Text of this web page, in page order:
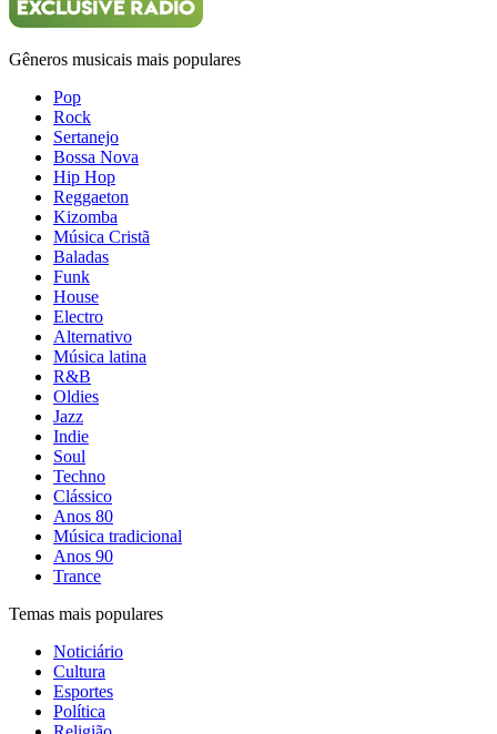
Gêneros musicais mais populares
Pop
Rock
Sertanejo
Bossa Nova
Hip Hop
Reggaeton
Kizomba
Música Cristã
Baladas
Funk
House
Electro
Alternativo
Música latina
R&B
Oldies
Jazz
Indie
Soul
Techno
Clássico
Anos 80
Música tradicional
Anos 90
Trance
Temas mais populares
Noticiário
Cultura
Esportes
Política